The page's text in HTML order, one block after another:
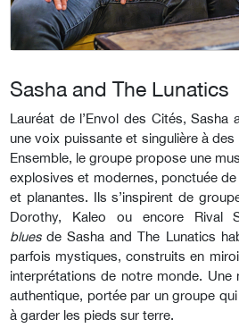
Sasha and The Lunatics
Lauréat de l’Envol des Cités, Sasha
une voix puissante et singulière à
Ensemble, le groupe propose une
explosives et modernes, ponctuée
et planantes. Ils s’inspirent de
Dorothy, Kaleo ou encore Rival
bluesde Sasha and The Lunatics
parfois mystiques, construits en
interprétations de notre monde. Une
authentique, portée par un groupe
à garder les pieds sur terre.